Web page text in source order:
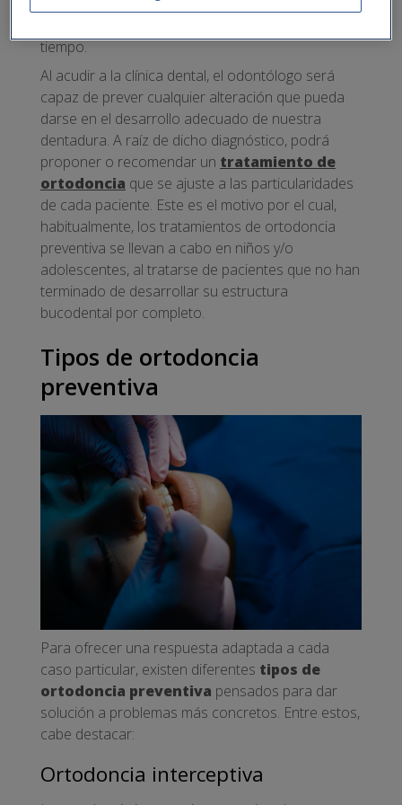
que se reduzca la probabilidad de que sus
tiempo.
Al acudir a la clínica dental, el odontólogo será
capaz de prever cualquier alteración que pueda
darse en el desarrollo adecuado de nuestra
dentadura. A raíz de dicho diagnóstico, podrá
proponer o recomendar un tratamiento de
ortodoncia que se ajuste a las particularidades
de cada paciente. Este es el motivo por el cual,
habitualmente, los tratamientos de ortodoncia
preventiva se llevan a cabo en niños y/o
adolescentes, al tratarse de pacientes que no han
terminado de desarrollar su estructura
bucodental por completo.
Tipos de ortodoncia
preventiva
Para ofrecer una respuesta adaptada a cada
caso particular, existen diferentes tipos de
ortodoncia preventiva pensados para dar
solución a problemas más concretos. Entre estos,
cabe destacar:
Ortodoncia interceptiva